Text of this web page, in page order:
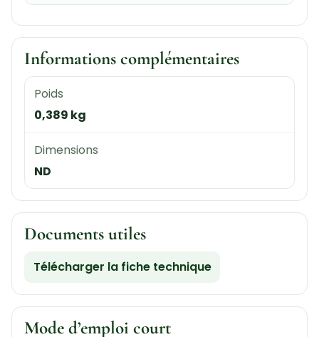
Informations complémentaires
Poids
0,389 kg
Dimensions
ND
Documents utiles
Télécharger la fiche technique
Mode d’emploi court